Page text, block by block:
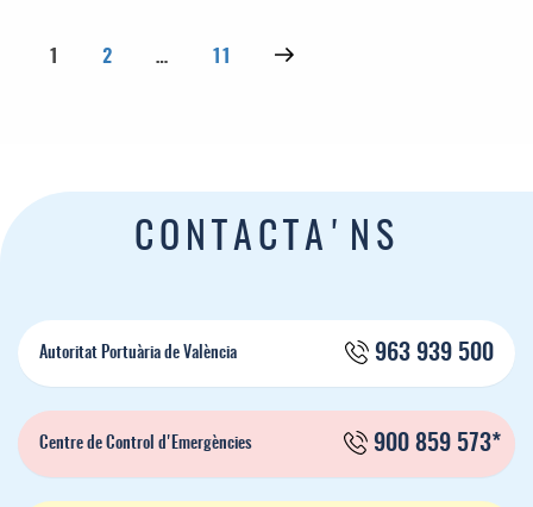
Posts pagination
Page
1 Page
2 … Page
11 Next page
CONTACTA'NS
Autoritat Portuària de València 963 939 500
Centre de Control d'Emergències 900 859 573*